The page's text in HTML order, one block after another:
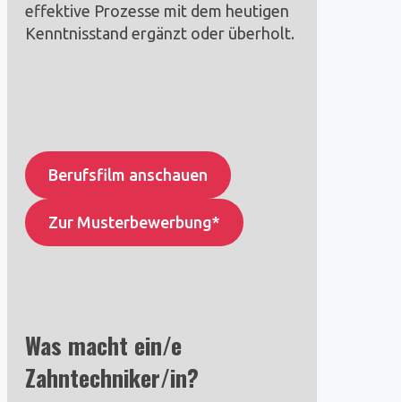
effektive Prozesse mit dem heutigen
Kenntnisstand ergänzt oder überholt.
Berufsfilm anschauen
Zur Musterbewerbung*
Was macht ein/e
Zahntechniker/in?